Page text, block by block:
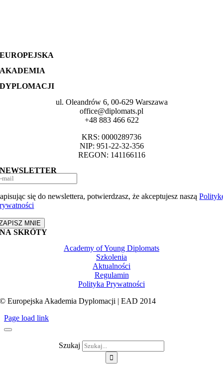
EUROPEJSKA
AKADEMIA
DYPLOMACJI
ul. Oleandrów 6, 00-629 Warszawa
office@diplomats.pl
+48 883 466 622
KRS: 0000289736
NIP: 951-22-32-356
REGON: 141166116
NEWSLETTER
się do newslettera, potwierdzasz, że akceptujesz naszą
MNIE
NA SKRÓTY
Academy of Young Diplomats
Szkolenia
Aktualności
Regulamin
Polityka Prywatności
© Europejska Akademia Dyplomacji | EAD 2014
Page load link
Szukaj